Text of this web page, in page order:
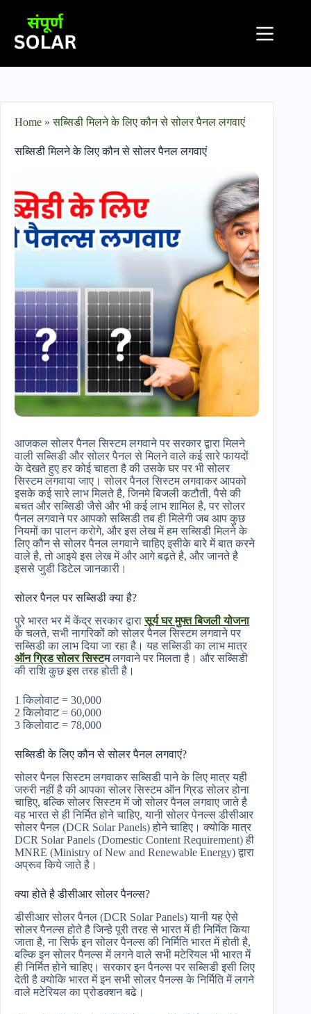
Home »सब्सिडी मिलने के लिए कौन से सोलर पैनल लगवाएं
सब्सिडी मिलने के लिए कौन से सोलर पैनल लगवाएं
आजकल सोलर पैनल सिस्टम लगवाने पर सरकार द्वारा मिलने
वाली सब्सिडी और सोलर पैनल से मिलने वाले कई सारे फायदों
के देखते हुए हर कोई चाहता है की उसके घर पर भी सोलर
सिस्टम लगवाया जाए। सोलर पैनल सिस्टम लगवाकर आपको
इसके कई सारे लाभ मिलते है, जिनमे बिजली कटौती, पैसे की
बचत और सब्सिडी जैसे और भी कई लाभ शामिल है, पर सोलर
पैनल लगवाने पर आपको सब्सिडी तब ही मिलेगी जब आप कुछ
नियमों का पालन करोगे, और इस लेख में हम सब्सिडी मिलने के
लिए कौन से सोलर पैनल लगवाने चाहिए इसीके बारे में बात करने
वाले है, तो आइये इस लेख में और आगे बढ़ते है, और जानते है
इससे जुडी डिटेल जानकारी।
सोलर पैनल पर सब्सिडी क्या है?
पुरे भारत भर में केंद्र सरकार द्वारासूर्य घर मुफ्त बिजली योजना
के चलते, सभी नागरिकों को सोलर पैनल सिस्टम लगवाने पर
सब्सिडी का लाभ दिया जा रहा है। यह सब्सिडी का लाभ मात्र
ऑन ग्रिड सोलर सिस्टमलगवाने पर मिलता है। और सब्सिडी
की राशि कुछ इस तरह होती है।
1 किलोवाट = 30,000
2 किलोवाट = 60,000
3 किलोवाट = 78,000
सब्सिडी के लिए कौन से सोलर पैनल लगवाएं?
सोलर पैनल सिस्टम लगवाकर सब्सिडी पाने के लिए मात्र यही
जरुरी नहीं है की आपका सोलर सिस्टम ऑन ग्रिड सोलर होना
चाहिए, बल्कि सोलर सिस्टम में जो सोलर पैनल लगवाए जाते है
वह भारत से ही निर्मित होने चाहिए, यानी सोलर पेनल्स डीसीआर
सोलर पैनल (DCR Solar Panels) होने चाहिए। क्योकि मात्र
DCR Solar Panels (Domestic Content Requirement) ही
MNRE (Ministry of New and Renewable Energy) द्वारा
अप्रूव किये जाते है।
क्या होते है डीसीआर सोलर पैनल्स?
डीसीआर सोलर पैनल (DCR Solar Panels) यानी यह ऐसे
सोलर पैनल्स होते है जिन्हे पूरी तरह से भारत में ही निर्मित किया
जाता है, ना सिर्फ इन सोलर पैनल्स की निर्मिति भारत में होती है,
बल्कि इन सोलर पैनल्स में लगने वाले सभी मटेरियल भी भारत में
ही निर्मित होने चाहिए। सरकार इन पैनल्स पर सब्सिडी इसी लिए
देती है क्योकि भारत में इन सभी सोलर पैनल्स के निर्मिति में लगने
वाले मटेरियल का प्रोडक्शन बढे।